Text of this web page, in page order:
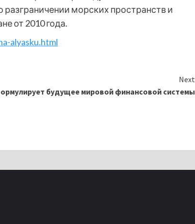
разграничении морских пространств и
от 2010 года.
alyasku.html
Next
будущее мировой финансовой системы